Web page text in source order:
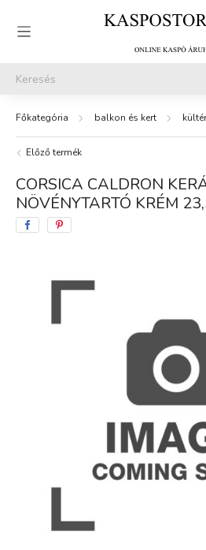
balkon és kert
Előző termék
CORSICA CALDRON
NÖVÉNYTARTÓ KRÉM